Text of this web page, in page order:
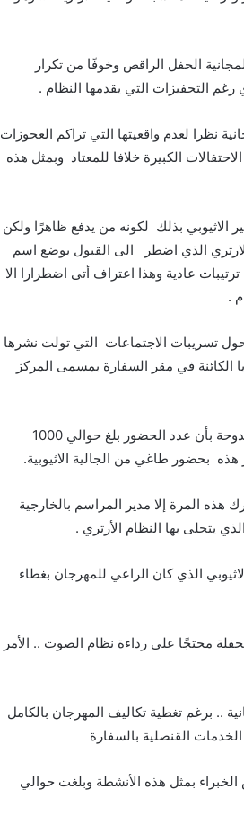
الحفل الراقص وخوفًا من تكرار
التحفيزات التي يقدمها النظام .
نظرا لعدم واقعيتها التي تراكم العحوزات
الكبيرة خلافا للمعتاد وبمثل هذه
الاثيوبي بذلك لكونه من يدفع ظاهرًا ولكن
الذي اضطر الى القبول بوضع اسم
عادية وهذا اعتراف أتى اضطرارا الا
.
تسريبات الاجتماعات التي تولت نشرها
الكائنة في مقر السفارة بمسمى المركز
وتحصلت ” زينا “من داخل صالة الحفلة الراقصة التي أقامتها سفارة النظام الإرتري في الدوحة بأن عدد الحضور بلغ حوالي 1000
بحضور طاغي من الجالية الاثيوبية.
هذه المرة إلا مدير المراسم بالخارجية
يتحلى بها النظام الأرتري .
الذي كان الراعي للمهرجان بغطاء
محتجًا على رداءة نظام الصوت .. الأمر
.. برغم تغطية تكاليف المهرجان بالكامل
القنصلية بالسفارة
بمثل هذه الأنشطة وبلغت حوالي